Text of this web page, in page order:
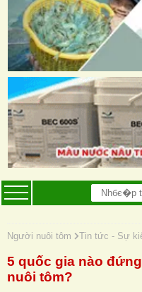
Người nuôi tôm Tin tức - Sự
5 quốc gia nào
nuôi tôm?